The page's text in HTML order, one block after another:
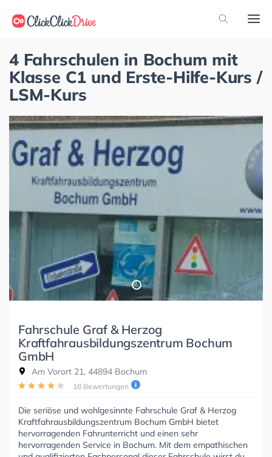
4 Fahrschulen in Bochum mit
Klasse C1 und Erste-Hilfe-Kurs /
LSM-Kurs
Fahrschule Graf & Herzog
Kraftfahrausbildungszentrum Bochum
GmbH
Am Vorort 21, 44894 Bochum
18 Bewertungen
Die seriöse und wohlgesinnte Fahrschule Graf & Herzog
Kraftfahrausbildungszentrum Bochum GmbH bietet
hervorragenden Fahrunterricht und einen sehr
hervorragenden Service in Bochum. Mit dem empathischen